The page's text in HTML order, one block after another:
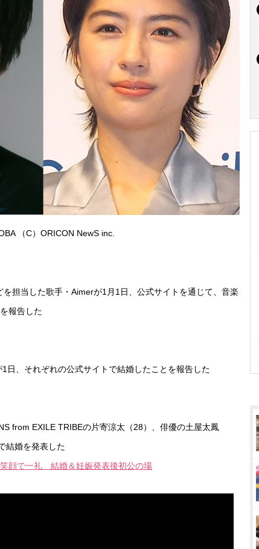
（C）ORICON NewS inc.
担当した歌手・Aimerが1月1日、公式サイトを通じて、音楽
報告した
日、それぞれの公式サイトで結婚したことを報告した
from EXILE TRIBEの片寄涼太（28）、俳優の土屋太鳳
結婚を発表した
顔で一礼 結婚＆妊娠発表後初公の場